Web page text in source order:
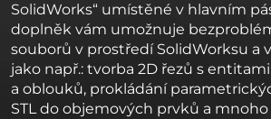
SolidWorks“ umístěné v hlavním
doplněk vám umožnuje
souborů v prostředí SolidWorksu a
jako např.: tvorba 2D řezů s
a oblouků, prokládání
STL do objemových prvků a mnoho